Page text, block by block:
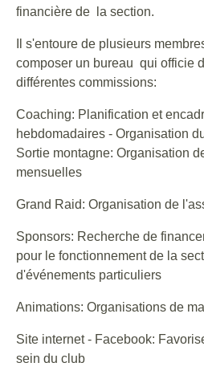
financière de la section.
Il s'entoure de plusieurs
composer un bureau qui officie
différentes commissions:
Coaching: Planification et
hebdomadaires - Organisation
Sortie montagne: Organisation
mensuelles
Grand Raid: Organisation de
Sponsors: Recherche de
pour le fonctionnement de la
d'événements particuliers
Animations: Organisations de
Site internet - Facebook:
sein du club